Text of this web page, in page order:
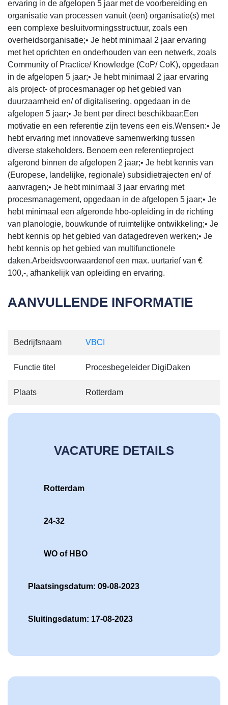
AANVULLENDE INFORMATIE
Bedrijfsnaam VBCI
Functie titel Procesbegeleider DigiDaken
Plaats Rotterdam
VACATURE DETAILS
Rotterdam
24-32
WO of HBO
Plaatsingsdatum: 09-08-2023
Sluitingsdatum: 17-08-2023